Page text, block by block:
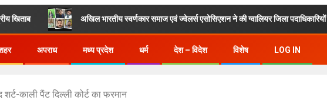
अखिल भारतीय स्वर्णकार समाज एवं ज्वेलर्स एसोसिएशन ने की ग्वालियर जिला पदाधिकारियों की नियुक्ति
अपराध मध्य प्रदेश धर्म देश – विदेश विशेष LOG IN
काली पैंट दिल्ली कोर्ट का फरमान